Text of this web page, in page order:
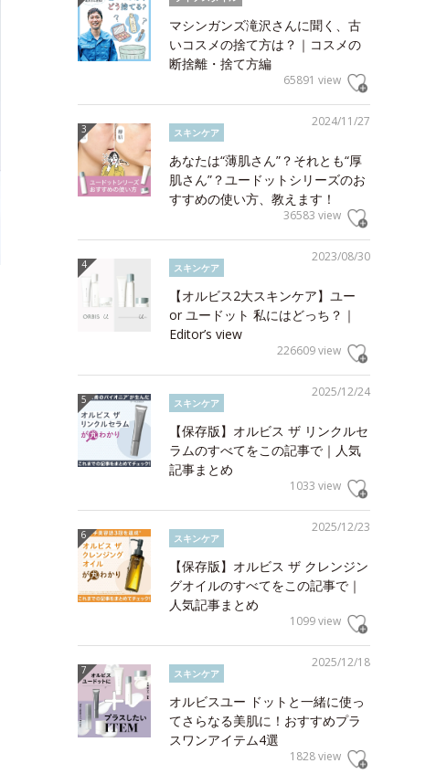
マシンガンズ滝沢さんに聞く、古
いコスメの捨て方は？｜コスメの
断捨離・捨て方編
65891 view
2024/11/27
スキンケア
あなたは“薄肌さん”？それとも“厚
肌さん”？ユードットシリーズのお
すすめの使い方、教えます！
36583 view
2023/08/30
スキンケア
【オルビス2大スキンケア】ユー
or ユードット 私にはどっち？｜
Editor’s view
226609 view
2025/12/24
スキンケア
【保存版】オルビス ザ リンクルセ
ラムのすべてをこの記事で｜人気
記事まとめ
1033 view
2025/12/23
スキンケア
【保存版】オルビス ザ クレンジン
グオイルのすべてをこの記事で｜
人気記事まとめ
1099 view
2025/12/18
スキンケア
オルビスユー ドットと一緒に使っ
てさらなる美肌に！おすすめプラ
スワンアイテム4選
1828 view